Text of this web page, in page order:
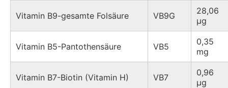
Vitamin B9-gesamte Folsäure VB9G
28,06
µg
Vitamin B5-Pantothensäure VB5
0,35
mg
Vitamin B7-Biotin (Vitamin H) VB7
0,96
µg